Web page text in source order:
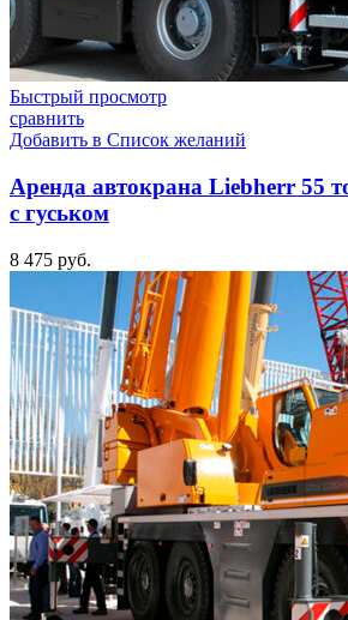
Быстрый просмотр
сравнить
Добавить в Список желаний
Аренда автокрана Liebherr 55
с гуськом
8 475 руб.